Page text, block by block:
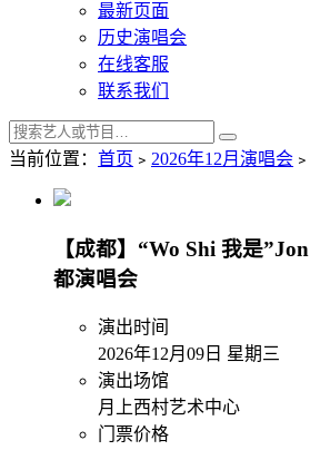
最新页面
历史演唱会
在线客服
联系我们
当前位置： 首页 ﹥ 2026年12月演唱会 ﹥
【成都】“Wo Shi 我是
都演唱会
演出时间
2026年12月09日 星期三
演出场馆
月上西村艺术中心
门票价格